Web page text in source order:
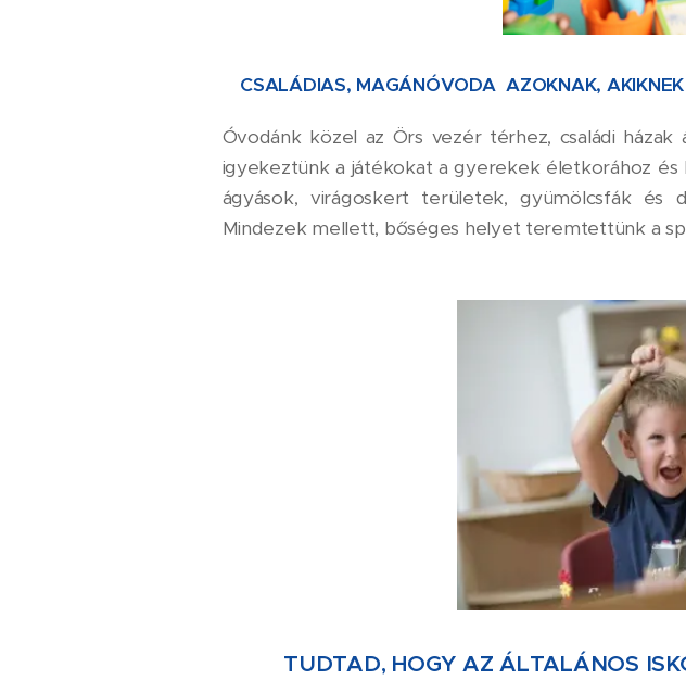
CSALÁDIAS, MAGÁNÓVODA AZOKNAK,
Óvodánk közel az Örs vezér térhez, családi
igyekeztünk a játékokat a gyerekek életkorához és
ágyások, virágoskert területek, gyümölcsfák
Mindezek mellett, bőséges helyet teremtettünk a
TUDTAD, HOGY AZ ÁLTALÁNOS